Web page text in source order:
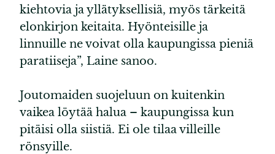
kiehtovia ja yllätyksellisiä, myös tärkeitä
elonkirjon keitaita. Hyönteisille ja
linnuille ne voivat olla kaupungissa pieniä
paratiiseja”, Laine sanoo.
Joutomaiden suojeluun on kuitenkin
vaikea löytää halua – kaupungissa kun
pitäisi olla siistiä. Ei ole tilaa villeille
rönsyille.